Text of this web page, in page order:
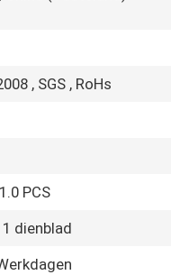
, SGS , RoHs
PCS
1 dienblad